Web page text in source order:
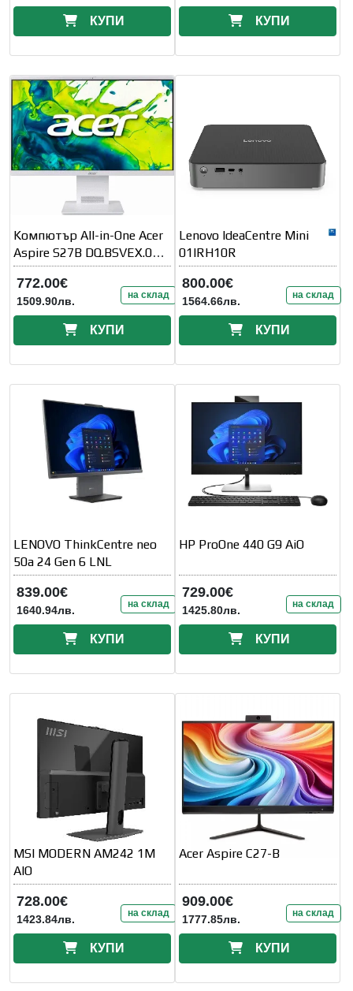
КУПИ КУПИ
Kомпютър All-in-One Acer
Aspire S27B DQ.BSVEX.002
- 27" inch IPS
772.00€
1509.90лв. на склад
КУПИ
Lenovo IdeaCentre Mini
01IRH10R
800.00€
1564.66лв. на склад
КУПИ
LENOVO ThinkCentre neo
50a 24 Gen 6 LNL
839.00€
1640.94лв. на склад
КУПИ
HP ProOne 440 G9 AiO
729.00€
1425.80лв. на склад
КУПИ
MSI MODERN AM242 1M
AIO
728.00€
1423.84лв. на склад
КУПИ
Acer Aspire C27-B
909.00€
1777.85лв. на склад
КУПИ